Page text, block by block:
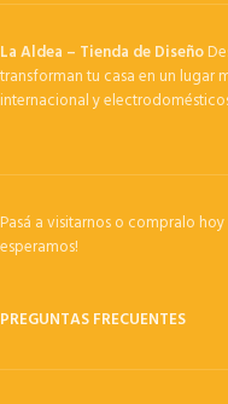
La Aldea – Tienda de Diseño
transforman tu casa en un lugar
internacional y
Pasá a visitarnos o compralo
esperamos!
PREGUNTAS FRECUENTES